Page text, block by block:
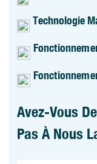
Technologie
Avez-Vous
Pas À Nous